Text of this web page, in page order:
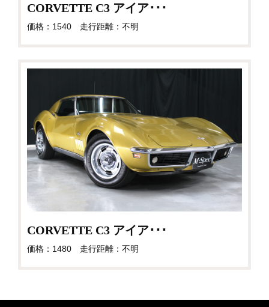
CORVETTE C3 アイア･･･
価格：1540 走行距離：不明
CORVETTE C3 アイア･･･
価格：1480 走行距離：不明